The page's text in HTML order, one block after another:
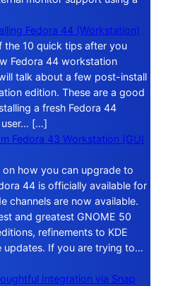
Fedora 44 (Workstation)
the 10 quick tips after you
Fedora 44 workstation
talk about a few post-install
edition. These are a good
a fresh Fedora 44
user… […]
Fedora 43 Workstation (GUI
on how you can upgrade to
44 is officially available for
channels are now available.
and greatest GNOME 50
refinements to KDE
updates. If you are trying to…
Integration via Snap